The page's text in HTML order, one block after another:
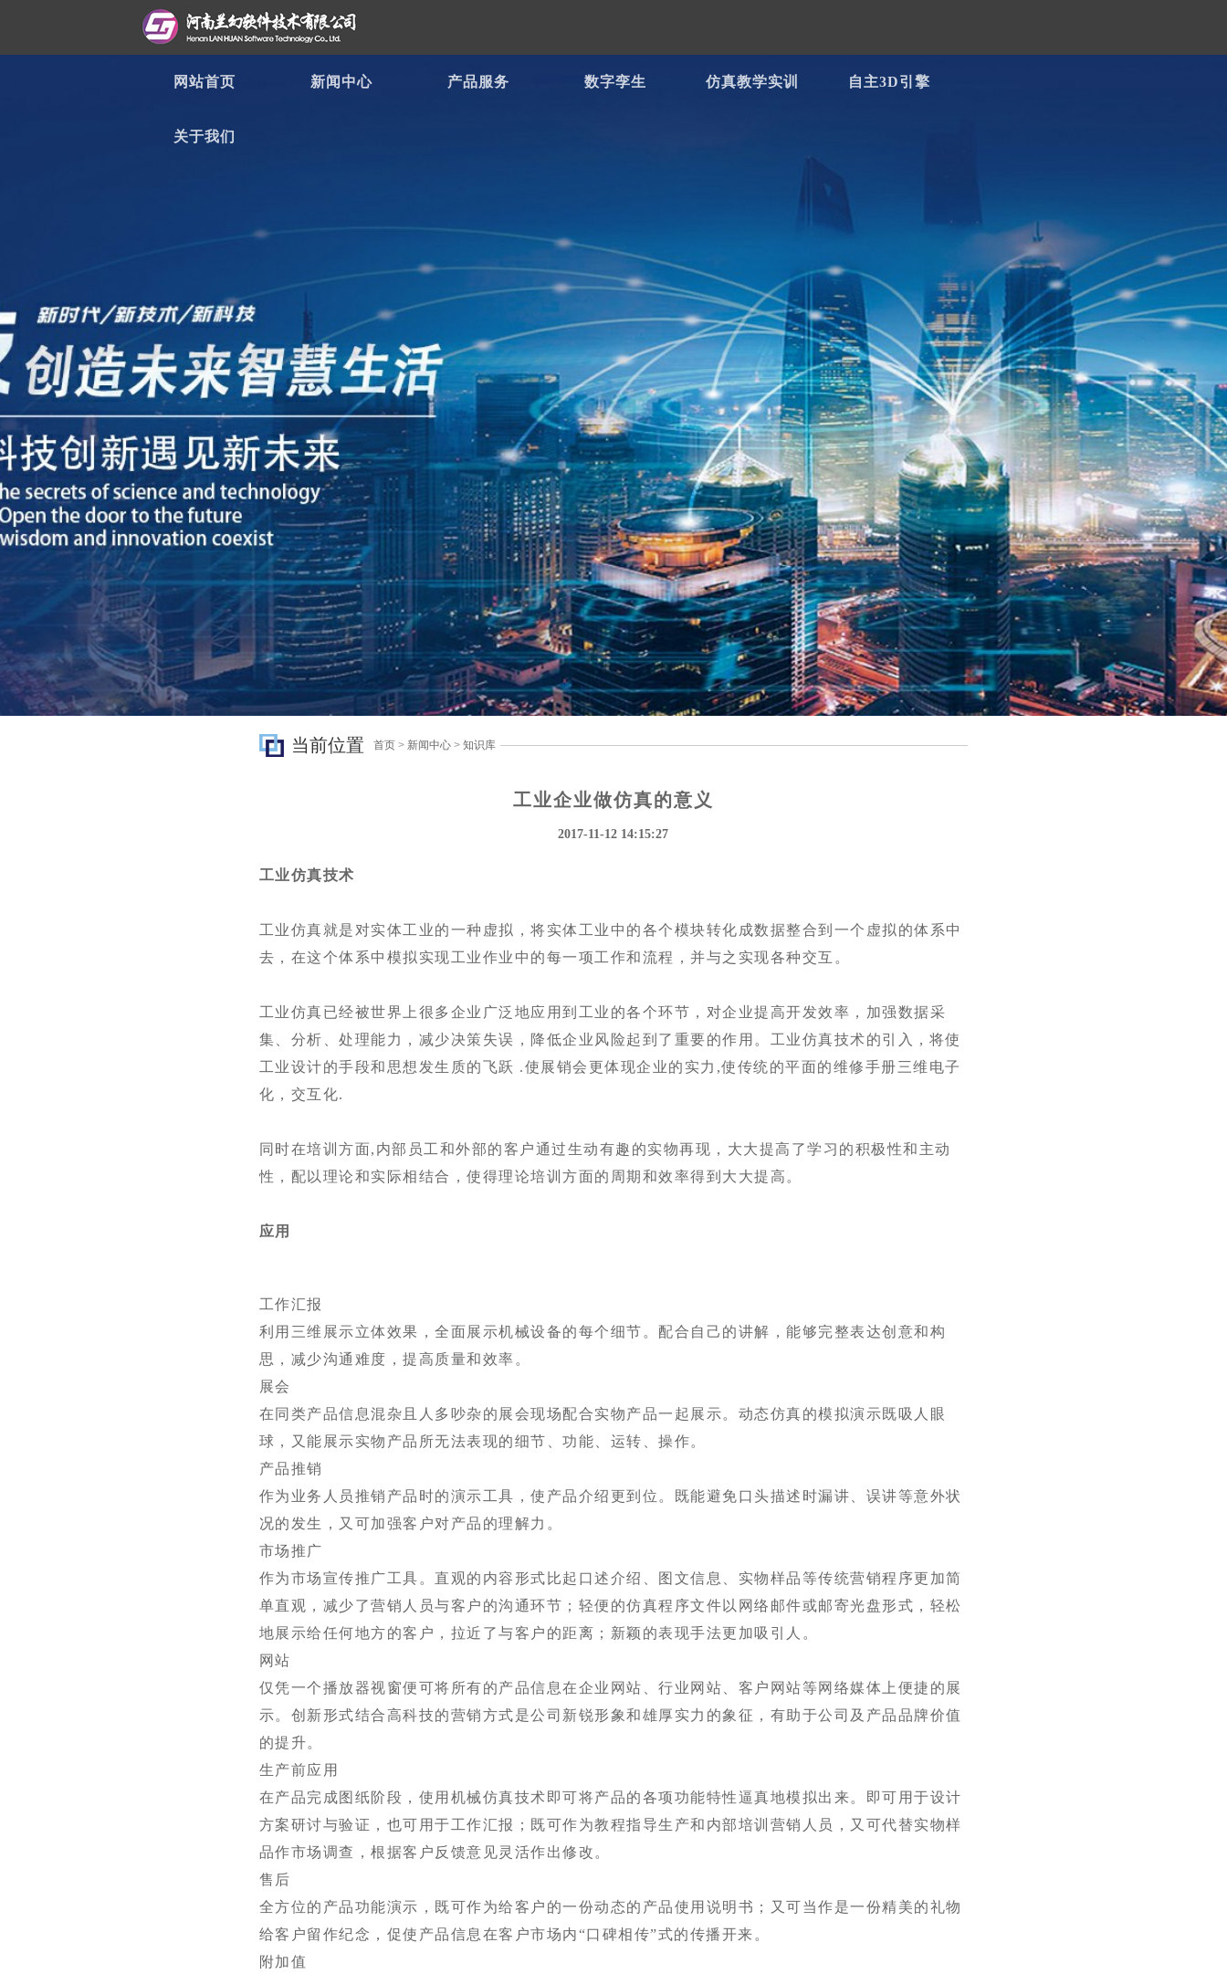
网站首页 新闻中心 产品服务 数字孪生 仿真教学实训 自主3D引擎
关于我们
当前位置 首页> 新闻中心> 知识库
工业企业做仿真的意义
2017-11-12 14:15:27
工业仿真技术
工业仿真就是对实体工业的一种虚拟，将实体工业中的各个模块转化成数据整合到一个虚拟的体系中
去，在这个体系中模拟实现工业作业中的每一项工作和流程，并与之实现各种交互。
工业仿真已经被世界上很多企业广泛地应用到工业的各个环节，对企业提高开发效率，加强数据采
集、分析、处理能力，减少决策失误，降低企业风险起到了重要的作用。工业仿真技术的引入 , 将使
工业设计的手段和思想发生质的飞跃 .使展销会更体现企业的实力,使传统的平面的维修手册三维电子
化，交互化.
同时在培训方面,内部员工和外部的客户通过生动有趣的实物再现，大大提高了学习的积极性和主动
性，配以理论和实际相结合，使得理论培训方面的周期和效率得到大大提高。
应用
工作汇报
利用三维展示立体效果，全面展示机械设备的每个细节。配合自己的讲解，能够完整表达创意和构
思，减少沟通难度，提高质量和效率。
展会
在同类产品信息混杂且人多吵杂的展会现场配合实物产品一起展示。动态仿真的模拟演示既吸人眼
球，又能展示实物产品所无法表现的细节、功能、运转、操作。
产品推销
作为业务人员推销产品时的演示工具，使产品介绍更到位。既能避免口头描述时漏讲、误讲等意外状
况的发生，又可加强客户对产品的理解力。
市场推广
作为市场宣传推广工具。直观的内容形式比起口述介绍、图文信息、实物样品等传统营销程序更加简
单直观，减少了营销人员与客户的沟通环节；轻便的仿真程序文件以网络邮件或邮寄光盘形式，轻松
地展示给任何地方的客户，拉近了与客户的距离；新颖的表现手法更加吸引人。
网站
仅凭一个播放器视窗便可将所有的产品信息在企业网站、行业网站、客户网站等网络媒体上便捷的展
示。创新形式结合高科技的营销方式是公司新锐形象和雄厚实力的象征，有助于公司及产品品牌价值
的提升。
生产前应用
在产品完成图纸阶段，使用机械仿真技术即可将产品的各项功能特性逼真地模拟出来。即可用于设计
方案研讨与验证，也可用于工作汇报；既可作为教程指导生产和内部培训营销人员，又可代替实物样
品作市场调查，根据客户反馈意见灵活作出修改。
售后
全方位的产品功能演示，既可作为给客户的一份动态的产品使用说明书；又可当作是一份精美的礼物
给客户留作纪念，促使产品信息在客户市场内“口碑相传”式的传播开来。
附加值